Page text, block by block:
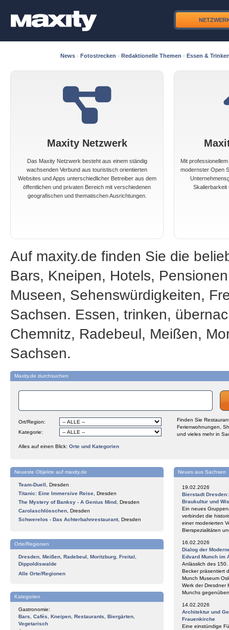
News · Fotostrecken · Redaktionelle Themen · Essen &
Maxity Netzwerk
Das Maxity Netzwerk besteht aus einem ständig
wachsenden Verbund aus touristisch orientierten
Websites und Apps unterschiedlicher Betreiber aus dem
öffentlichen und privaten Bereich mit verschiedenen
geografischen und thematischen Ausrichtungen.
Mit
modernster Open
Skalierbarkeit
Auf maxity.de finden Sie die
Bars, Kneipen, Hotels,
Museen, Sehenswürdigkeiten,
Sachsen. Essen, trinken,
Chemnitz, Radebeul, Meißen,
Sachsen.
Maxity.de durchsuchen
Ort/Region:
Kategorie:
Finden Sie
Ferienwohnungen,
und vieles mehr in
Alles auf einen Blick: Orte und Kategorien
Neueste Objekte auf maxity.de
Team-Duell
Dresden
Titanic: Eine Immersive Reise Dresden
The Mystery of Banksy - A Genius Mind Dresden
Carolaschlösschen Dresden
Schwerelos - Das Achterbahnrestaurant, Dresden
Orte/Regionen
Dresden Meißen Radebeul Moritzburg Freital
Dippoldiswalde
Alle Orte/Regionen
Kategorien
Gastronomie:
Bars
Cafés Kneipen Restaurants Biergärten
Vegetarisch
Neues aus Sachsen
19.02.2026
Bierstadt
Braukultur und
Ein neues
verbindet die
einer moderierten
Bierspezialitäten
16.02.2026
Dialog der
Edvard Munch im
Anlässlich des
Becker präsentiert
Munch Museum
Werk der Dresdner
Munchs
14.02.2026
Architektur und
Frauenkirche
Eine einstündige